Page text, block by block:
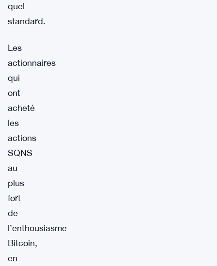
quel
standard.
Les
actionnaires
qui
ont
acheté
les
actions
SQNS
au
plus
fort
de
l’enthousiasme
Bitcoin,
en